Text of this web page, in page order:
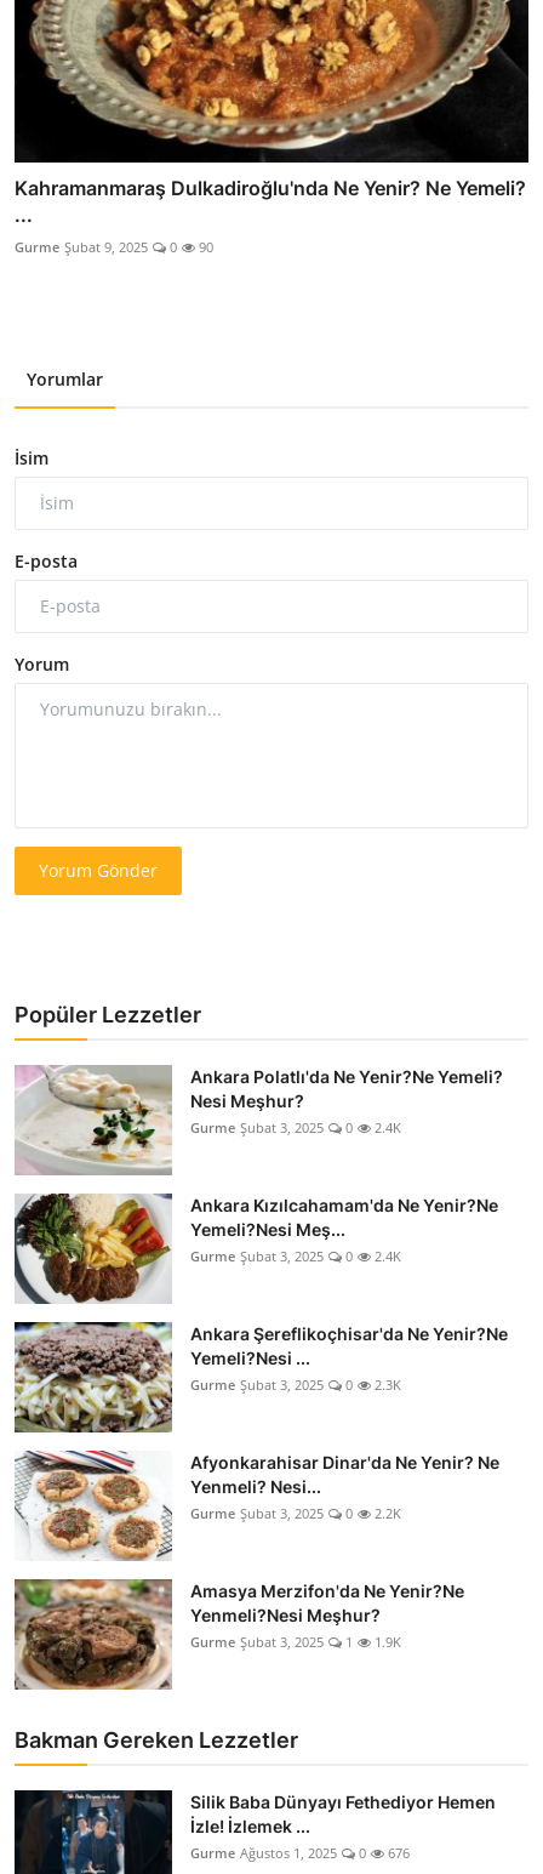
Kahramanmaraş Dulkadiroğlu'nda Ne Yenir? Ne Yemeli?
...
Gurme Şubat 9, 2025 0 90
Yorumlar
İsim
E-posta
Yorum
Yorum Gönder
Popüler Lezzetler
Ankara Polatlı'da Ne Yenir?Ne Yemeli?
Nesi Meşhur?
Gurme Şubat 3, 2025 0 2.4K
Ankara Kızılcahamam'da Ne Yenir?Ne
Yemeli?Nesi Meş...
Gurme Şubat 3, 2025 0 2.4K
Ankara Şereflikoçhisar'da Ne Yenir?Ne
Yemeli?Nesi ...
Gurme Şubat 3, 2025 0 2.3K
Afyonkarahisar Dinar'da Ne Yenir? Ne
Yenmeli? Nesi...
Gurme Şubat 3, 2025 0 2.2K
Amasya Merzifon'da Ne Yenir?Ne
Yenmeli?Nesi Meşhur?
Gurme Şubat 3, 2025 1 1.9K
Bakman Gereken Lezzetler
Silik Baba Dünyayı Fethediyor Hemen
İzle! İzlemek ...
Gurme Ağustos 1, 2025 0 676